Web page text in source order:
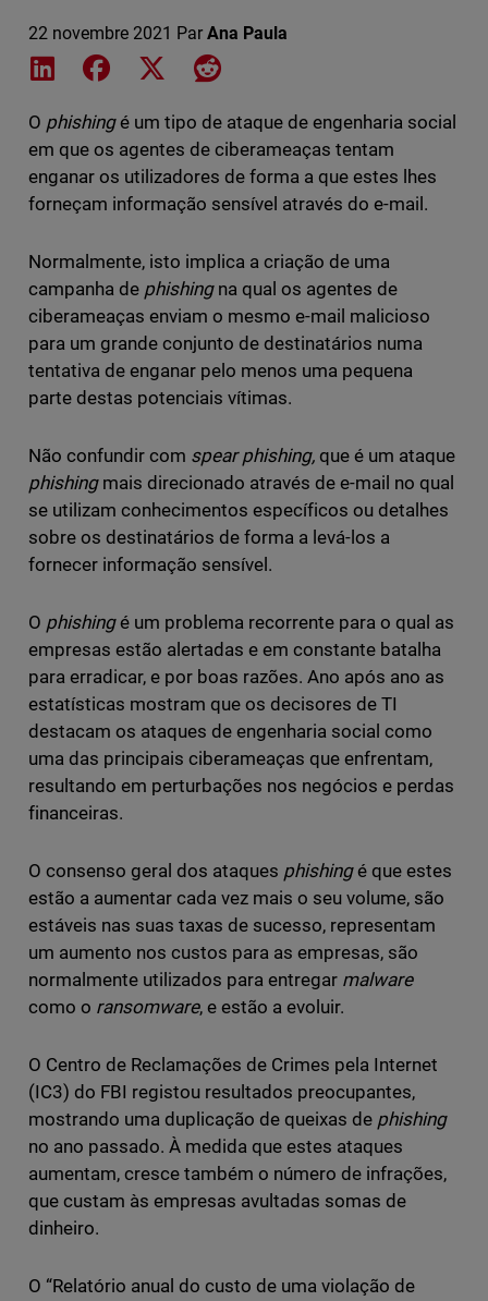
22 novembre 2021 Par Ana Paula
Share on LinkedIn
Share on Facebook
Share on XShare on Reddit
O phishingé um tipo de ataque de engenharia social
em que os agentes de ciberameaças tentam
enganar os utilizadores de forma a que estes lhes
forneçam informação sensível através do e-mail.
Normalmente, isto implica a criação de uma
campanha de phishingna qual os agentes de
ciberameaças enviam o mesmo e-mail malicioso
para um grande conjunto de destinatários numa
tentativa de enganar pelo menos uma pequena
parte destas potenciais vítimas.
Não confundir com spear phishing,que é um ataque
phishingmais direcionado através de e-mail no qual
se utilizam conhecimentos específicos ou detalhes
sobre os destinatários de forma a levá-los a
fornecer informação sensível.
O phishingé um problema recorrente para o qual as
empresas estão alertadas e em constante batalha
para erradicar, e por boas razões. Ano após ano as
estatísticas mostram que os decisores de TI
destacam os ataques de engenharia social como
uma das principais ciberameaças que enfrentam,
resultando em perturbações nos negócios e perdas
financeiras.
O consenso geral dos ataques phishingé que estes
estão a aumentar cada vez mais o seu volume, são
estáveis nas suas taxas de sucesso, representam
um aumento nos custos para as empresas, são
normalmente utilizados para entregar malware
como o ransomware, e estão a evoluir.
O Centro de Reclamações de Crimes pela Internet
(IC3) do FBI registou resultados preocupantes,
mostrando uma duplicação de queixas de phishing
no ano passado. À medida que estes ataques
aumentam, cresce também o número de infrações,
que custam às empresas avultadas somas de
dinheiro.
O “Relatório anual do custo de uma violação de